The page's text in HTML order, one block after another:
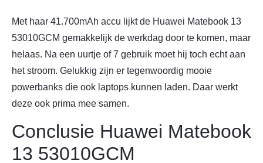
Met haar 41.700mAh accu lijkt de Huawei Matebook 13
53010GCM gemakkelijk de werkdag door te komen, maar
helaas. Na een uurtje of 7 gebruik moet hij toch echt aan
het stroom. Gelukkig zijn er tegenwoordig mooie
powerbanks die ook laptops kunnen laden. Daar werkt
deze ook prima mee samen.
Conclusie Huawei Matebook
13 53010GCM